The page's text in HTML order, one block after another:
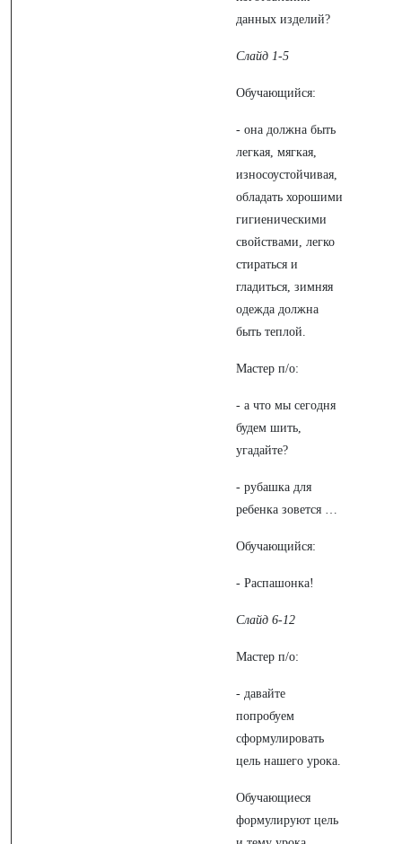
данных изделий?
Слайд 1-5
Обучающийся:
- она должна быть
легкая, мягкая,
износоустойчивая,
обладать хорошими
гигиеническими
свойствами, легко
стираться и
гладиться, зимняя
одежда должна
быть теплой.
Мастер п/о:
- а что мы сегодня
будем шить,
угадайте?
- рубашка для
ребенка зовется …
Обучающийся:
- Распашонка!
Слайд 6-12
Мастер п/о:
- давайте
попробуем
сформулировать
цель нашего урока.
Обучающиеся
формулируют цель